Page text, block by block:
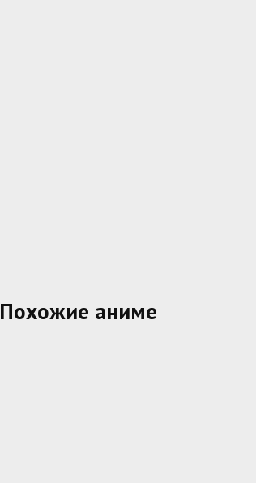
Похожие аниме